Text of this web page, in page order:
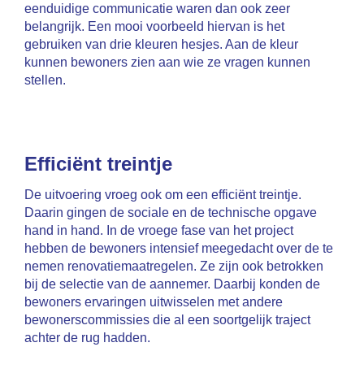
eenduidige communicatie waren dan ook zeer
belangrijk. Een mooi voorbeeld hiervan is het
gebruiken van drie kleuren hesjes. Aan de kleur
kunnen bewoners zien aan wie ze vragen kunnen
stellen.
Efficiënt treintje
De uitvoering vroeg ook om een efficiënt treintje.
Daarin gingen de sociale en de technische opgave
hand in hand. In de vroege fase van het project
hebben de bewoners intensief meegedacht over de te
nemen renovatiemaatregelen. Ze zijn ook betrokken
bij de selectie van de aannemer. Daarbij konden de
bewoners ervaringen uitwisselen met andere
bewonerscommissies die al een soortgelijk traject
achter de rug hadden.